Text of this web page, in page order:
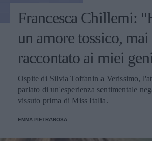
Francesca Chillemi:
un amore tossico, mai
raccontato ai miei
Ospite di Silvia Toffanin a Verissimo,
parlato di un'esperienza sentimentale
vissuto prima di Miss Italia.
EMMA PIETRAROSA